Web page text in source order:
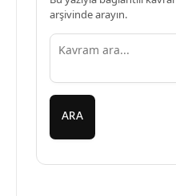
arşivinde arayın.
ARA